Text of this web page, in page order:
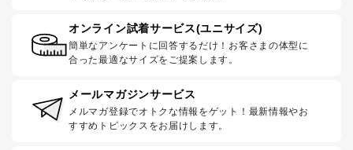
オンライン試着サービス(ユニサイズ)
簡単なアンケートに回答するだけ！お客さまの体型に
合った最適なサイズをご提案します。
メールマガジンサービス
メルマガ登録でオトクな情報をゲット！最新情報やお
すすめトピックスをお届けします。